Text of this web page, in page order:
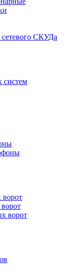
СКУДа
систем
ворот
ворот